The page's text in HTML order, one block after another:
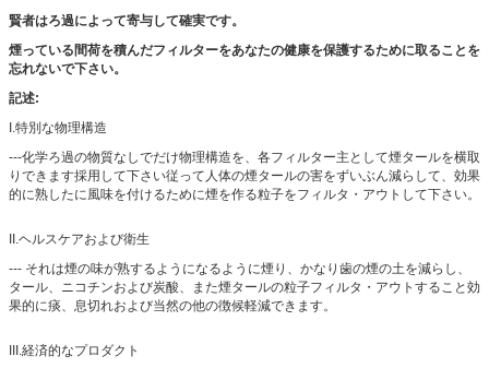
賢者はろ過によって寄与して確実です。
煙っている間荷を積んだフィルターをあなたの健康を保護するために取ることを
忘れないで下さい。
記述:
I.特別な物理構造
---化学ろ過の物質なしでだけ物理構造を、各フィルター主として煙タールを横取
りできます採用して下さい従って人体の煙タールの害をずいぶん減らして、効果
的に熟したに風味を付けるために煙を作る粒子をフィルタ・アウトして下さい。
II.ヘルスケアおよび衛生
--- それは煙の味が熟するようになるように煙り、かなり歯の煙の土を減らし、
タール、ニコチンおよび炭酸、また煙タールの粒子フィルタ・アウトすること効
果的に痰、息切れおよび当然の他の徴候軽減できます。
III.経済的なプロダクト